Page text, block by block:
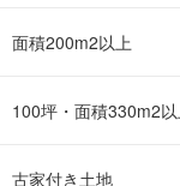
面積200m2以上
100坪・面積330m2以
古家付き土地